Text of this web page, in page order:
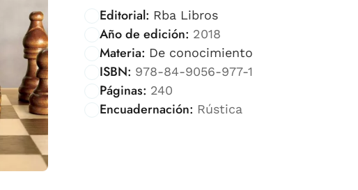
Editorial: Rba Libros
Año de edición: 2018
Materia: De conocimiento
ISBN: 978-84-9056-977-1
Páginas: 240
Encuadernación: Rústica